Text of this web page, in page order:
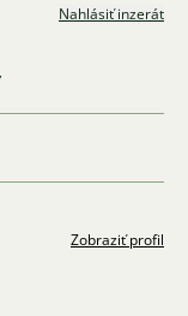
Nahlásiť inzerát
Zobraziť profil